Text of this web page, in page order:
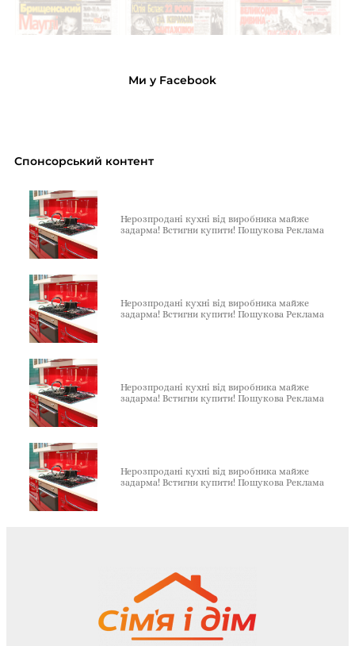
Ми у Facebook
Спонсорський контент
Нерозпродані кухні від виробника майже
задарма! Встигни купити! Пошукова Реклама
Нерозпродані кухні від виробника майже
задарма! Встигни купити! Пошукова Реклама
Нерозпродані кухні від виробника майже
задарма! Встигни купити! Пошукова Реклама
Нерозпродані кухні від виробника майже
задарма! Встигни купити! Пошукова Реклама